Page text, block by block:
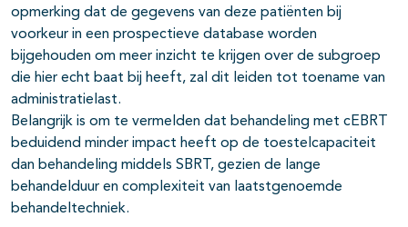
opmerking dat de gegevens van deze patiënten bij
voorkeur in een prospectieve database worden
bijgehouden om meer inzicht te krijgen over de subgroep
die hier echt baat bij heeft, zal dit leiden tot toename van
administratielast.
Belangrijk is om te vermelden dat behandeling met cEBRT
beduidend minder impact heeft op de toestelcapaciteit
dan behandeling middels SBRT, gezien de lange
behandelduur en complexiteit van laatstgenoemde
behandeltechniek.